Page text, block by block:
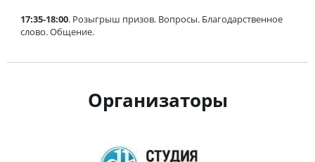
17:35-18:00. Розыгрыш призов. Вопросы. Благодарственное
слово. Общение.
Организаторы